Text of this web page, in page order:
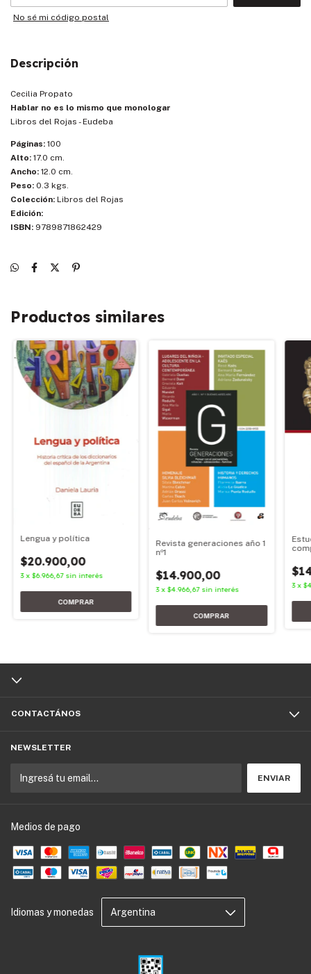
No sé mi código postal
Descripción
Cecilia Propato
Hablar no es lo mismo que monologar
Libros del Rojas - Eudeba
Páginas: 100
Alto: 17.0 cm.
Ancho: 12.0 cm.
Peso: 0.3 kgs.
Colección: Libros del Rojas
Edición:
ISBN: 9789871862429
Productos similares
Lengua y política
$20.900,00
3 x $6.966,67 sin interés
Revista generaciones año 1
nº1
$14.900,00
3 x$4.966,67 sin interés 3 x
CONTACTÁNOS
NEWSLETTER
Medios de pago
Idiomas y monedas